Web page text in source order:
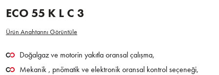
ECO 55 K L C 3
Ürün Anahtarını Görüntüle
Doğalgaz ve motorin yakıtla oransal çalışma,
Mekanik , pnömatik ve elektronik oransal kontrol seçeneği,